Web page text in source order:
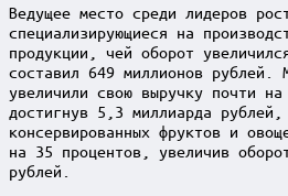
Ведущее место среди лидеров
специализирующиеся на
продукции, чей оборот
составил 649 миллионов рублей.
увеличили свою выручку почти на
достигнув 5,3 миллиарда рублей,
консервированных фруктов и
на 35 процентов, увеличив
рублей.